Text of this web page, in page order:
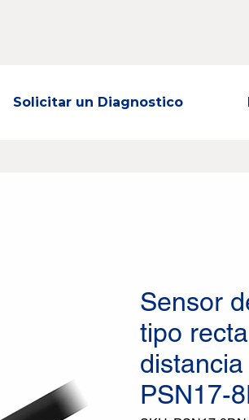
Sensor
tipo
PSN17-
Solicitar un Diagnostico